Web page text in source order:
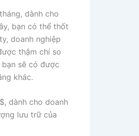
dành cho
bạn có thể thốt
doanh nghiệp
thậm chí so
sẽ có được
khác.
dành cho doanh
lưu trữ của